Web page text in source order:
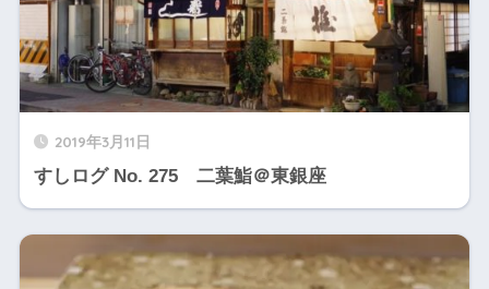
2019年3月11日
すしログ No. 275 二葉鮨＠東銀座